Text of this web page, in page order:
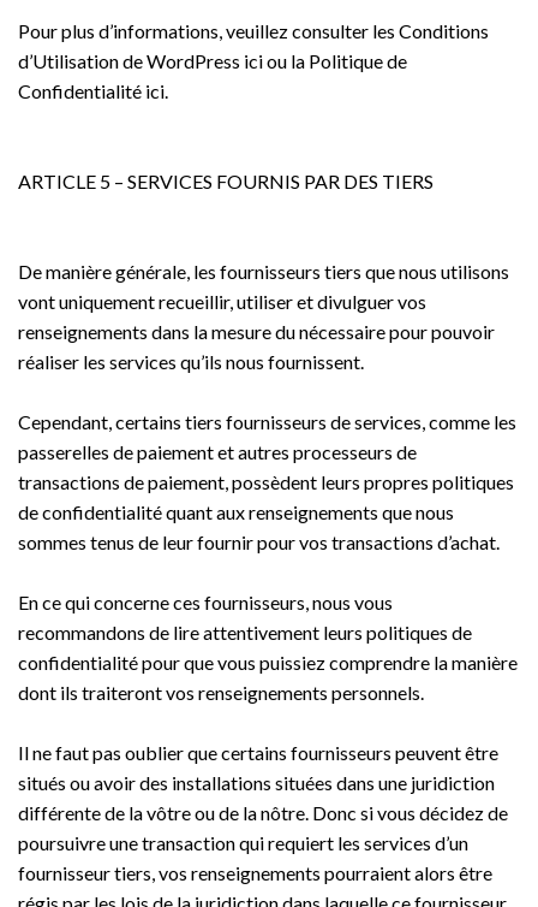
Pour plus d’informations, veuillez consulter les Conditions
d’Utilisation de WordPress ici ou la Politique de
Confidentialité ici.
ARTICLE 5 – SERVICES FOURNIS PAR DES TIERS
De manière générale, les fournisseurs tiers que nous utilisons
vont uniquement recueillir, utiliser et divulguer vos
renseignements dans la mesure du nécessaire pour pouvoir
réaliser les services qu’ils nous fournissent.
Cependant, certains tiers fournisseurs de services, comme les
passerelles de paiement et autres processeurs de
transactions de paiement, possèdent leurs propres politiques
de confidentialité quant aux renseignements que nous
sommes tenus de leur fournir pour vos transactions d’achat.
En ce qui concerne ces fournisseurs, nous vous
recommandons de lire attentivement leurs politiques de
confidentialité pour que vous puissiez comprendre la manière
dont ils traiteront vos renseignements personnels.
Il ne faut pas oublier que certains fournisseurs peuvent être
situés ou avoir des installations situées dans une juridiction
différente de la vôtre ou de la nôtre. Donc si vous décidez de
poursuivre une transaction qui requiert les services d’un
fournisseur tiers, vos renseignements pourraient alors être